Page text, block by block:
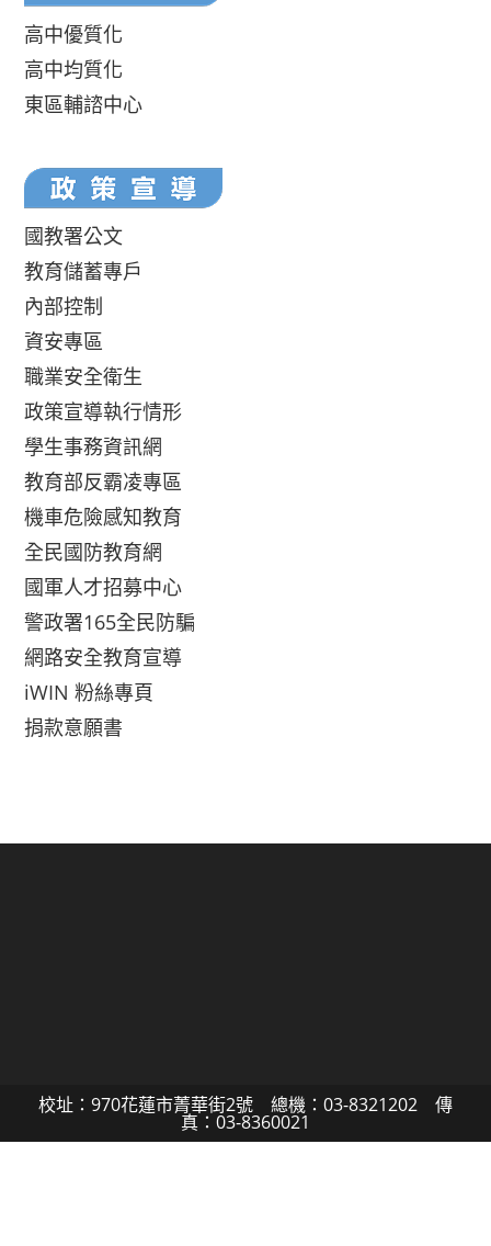
高中優質化
高中均質化
東區輔諮中心
國教署公文
教育儲蓄專戶
內部控制
資安專區
職業安全衛生
政策宣導執行情形
學生事務資訊網
教育部反霸凌專區
機車危險感知教育
全民國防教育網
國軍人才招募中心
警政署165全民防騙
網路安全教育宣導
iWIN 粉絲專頁
捐款意願書
校址：970花蓮市菁華街2號 總機：03-8321202 傳
真：03-8360021